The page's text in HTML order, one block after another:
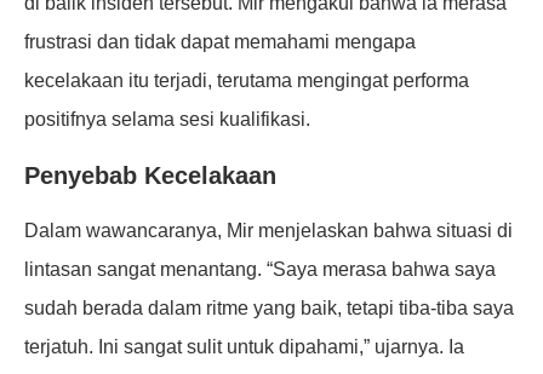
frustrasi dan tidak dapat memahami mengapa
kecelakaan itu terjadi, terutama mengingat performa
positifnya selama sesi kualifikasi.
Penyebab Kecelakaan
Dalam wawancaranya, Mir menjelaskan bahwa situasi di
lintasan sangat menantang. “Saya merasa bahwa saya
sudah berada dalam ritme yang baik, tetapi tiba-tiba saya
terjatuh. Ini sangat sulit untuk dipahami,” ujarnya. Ia